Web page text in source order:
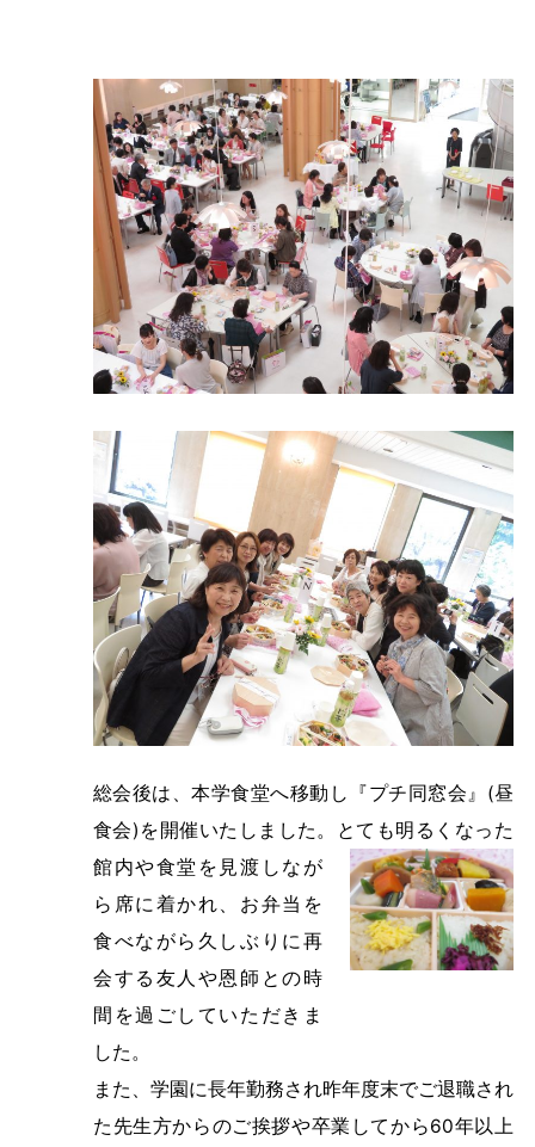
総会後は、本学食堂へ移動し『プチ同窓会』(昼
食会)を開催いたしました。
とても明るくなった
館内や食堂を見渡しなが
ら席に着かれ、お弁当を
食べながら久しぶりに再
会する友人や恩師との時
間を過ごしていただきま
した。
また、学園に長年勤務され昨年度末でご退職され
た先生方からのご挨拶や卒業してから60年以上